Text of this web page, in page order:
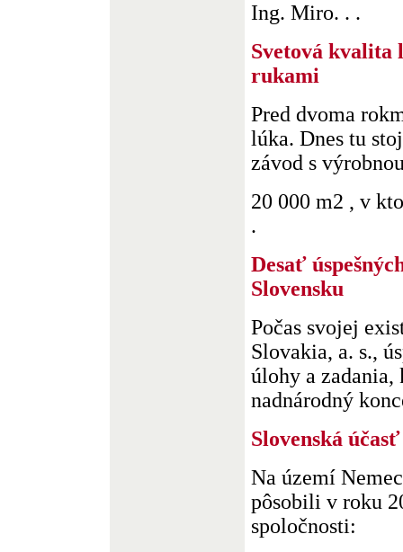
Ing. Miro. . .
Svetová kvalita
rukami
Pred dvoma
lúka. Dnes tu
závod s
20 000 m2 , v
.
Desať
Slovensku
Počas svojej
Slovakia, a. s.,
úlohy a zadania,
nadnárodný
Slovenská
Na území
pôsobili v roku
spoločnosti: